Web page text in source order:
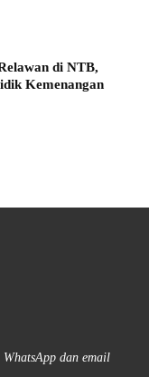
di NTB,
Kemenangan
dan email